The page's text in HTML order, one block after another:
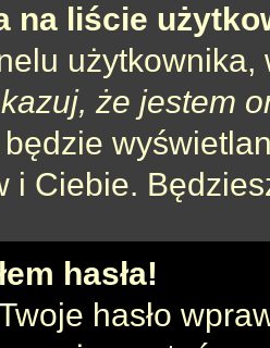
na liście
użytkownika,
że jestem
i Ciebie.
hasła!
hasło